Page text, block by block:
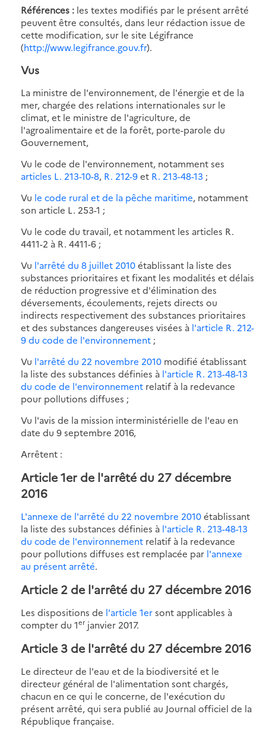
Références : les textes modifiés par le présent arrêté
peuvent être consultés, dans leur rédaction issue de
cette modification, sur le site Légifrance
(http://www.legifrance.gouv.fr).
Vus
La ministre de l'environnement, de l'énergie et de la
mer, chargée des relations internationales sur le
climat, et le ministre de l'agriculture, de
l'agroalimentaire et de la forêt, porte-parole du
Gouvernement,
Vu le code de l'environnement, notamment ses
articles L. 213-10-8, R. 212-9et R. 213-48-13 ;
Vu le code rural et de la pêche maritime, notamment
son article L. 253-1 ;
Vu le code du travail, et notamment les articles R.
4411-2 à R. 4411-6 ;
Vu l'arrêté du 8 juillet 2010établissant la liste des
substances prioritaires et fixant les modalités et délais
de réduction progressive et d'élimination des
déversements, écoulements, rejets directs ou
indirects respectivement des substances prioritaires
et des substances dangereuses visées à l'article R. 212-
9 du code de l'environnement ;
Vu l'arrêté du 22 novembre 2010 modifié établissant
la liste des substances définies à l'article R. 213-48-13
du code de l'environnement relatif à la redevance
pour pollutions diffuses ;
Vu l'avis de la mission interministérielle de l'eau en
date du 9 septembre 2016,
Arrêtent :
Article 1er de l'arrêté du 27 décembre
2016
L'annexe de l'arrêté du 22 novembre 2010établissant
la liste des substances définies à l'article R. 213-48-13
du code de l'environnement relatif à la redevance
pour pollutions diffuses est remplacée par l'annexe
au présent arrêté.
Article 2 de l'arrêté du 27 décembre 2016
Les dispositions de l'article 1ersont applicables à
compter du 1er janvier 2017.
Article 3 de l'arrêté du 27 décembre 2016
Le directeur de l'eau et de la biodiversité et le
directeur général de l'alimentation sont chargés,
chacun en ce qui le concerne, de l'exécution du
présent arrêté, qui sera publié au Journal officiel de la
République française.